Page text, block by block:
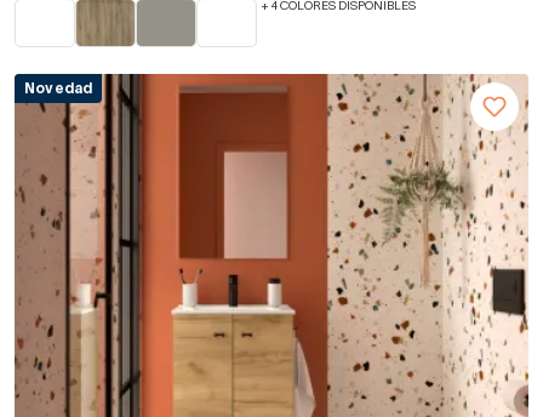
+ 4 COLORES DISPONIBLES
Novedad